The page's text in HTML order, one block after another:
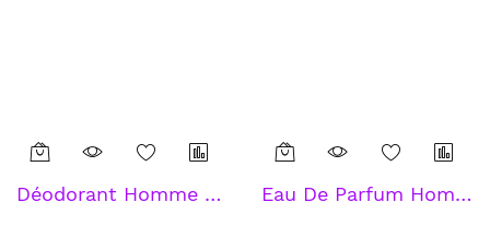
Déodorant Homme & Femme DOVE Original 400ml Eau De Parfum Homme INFINI Ciel 100ml